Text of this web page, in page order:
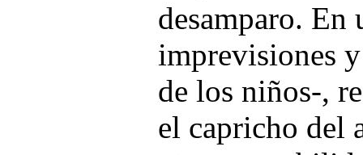
desamparo.
imprevisiones
de los niños-,
el capricho del